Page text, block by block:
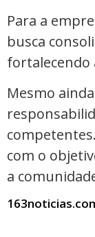
Para a
busca
fortalecendo
Mesmo
com o
a